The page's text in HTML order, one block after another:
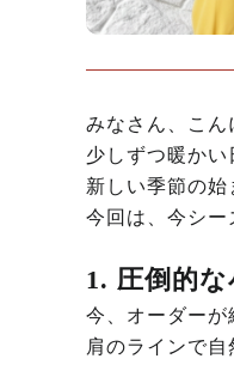
みなさん、こん
少しずつ暖か
新しい季節の
今回は、今シ
1. 圧倒的
今、オーダー
肩のラインで